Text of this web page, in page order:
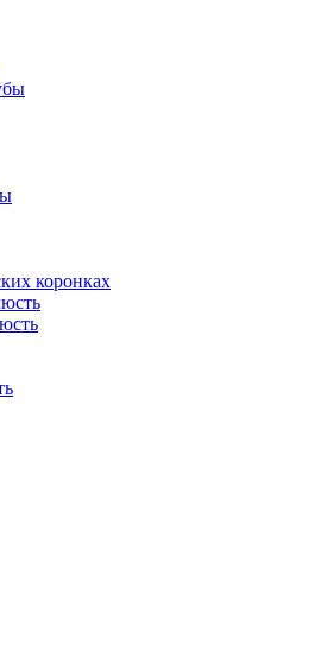
коронках